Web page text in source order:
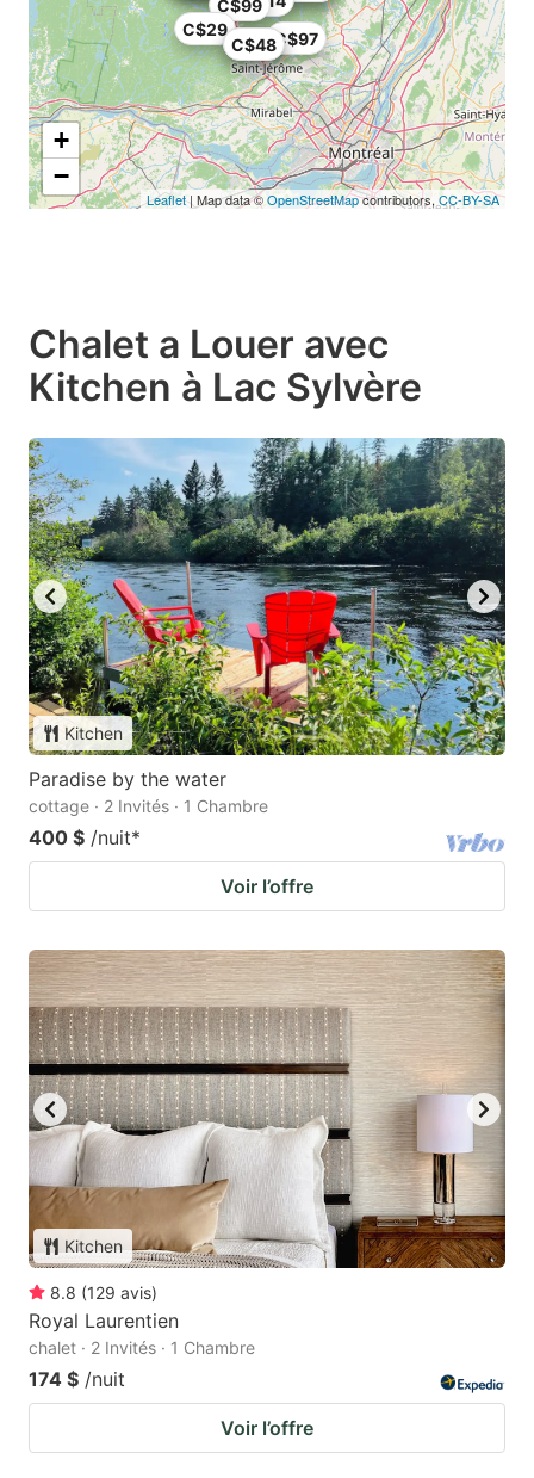
C$29
C$32
C$48
C$99
C$97
+
−
Leaflet| Map data ©OpenStreetMapcontributors, CC-BY-SA
Chalet a Louer avec
Kitchen à Lac Sylvère
Kitchen
Paradise by the water
cottage · 2 Invités · 1 Chambre
400 $ /nuit*
Voir l’offre
Kitchen
8.8 (129 avis)
Royal Laurentien
chalet · 2 Invités · 1 Chambre
174 $ /nuit
Voir l’offre